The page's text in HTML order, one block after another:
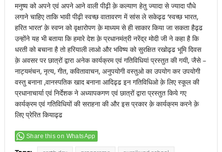
मनुष्य को अपने एवं अपने आने वाली पीढ़ी क़े कल्याण हेतु ज्यादा से ज्यादा पौधे
लगाने चाहिए ताकि भावी पीढ़ी स्वच्छ वातावरण में सांस ले सकेढ्ढ ‘स्वच्छ भारत,
हरित भारत’ क़े स्वप्न को वृक्षारोपण क़े माध्यम से ही साकार किया जा सकता हैढ्ढ
उन्होंने यह भी बताया कि हमारे देश क़े प्रधानमंत्री नरेंद्र मोदी जी ने कहा है कि
धरती को बचाना है तो हरियाली लाओ और भविष्य को सुरक्षित रखोढ्ढ भूमि दिवस
क़े अवसर पर छात्रों द्वारा अनेक कार्यक्रम एवं गतिविधियां प्रस्तुत की गयी, जैसे –
नाट्यमंचन, नृत्य, गीत, कवितावाचन, अनुपयोगी वस्तुओ का उपयोग कर उपयोगी
वस्तु बनाना ,वानस्पतिक खाद बनाना आदिढ्ढ इन गतिविधिओ क़े लिए स्कूल की
प्रधानाचार्या एवं निर्देशक ने अध्यापकगण एवं छात्रों द्वारा प्रस्तुत किये गए
कार्यक्रम एवं गतिविधियों की सराहना की और इस प्रकार क़े कार्यक्रम करने क़े
लिए प्रेरित कियाढ्ढ
Share this on WhatsApp